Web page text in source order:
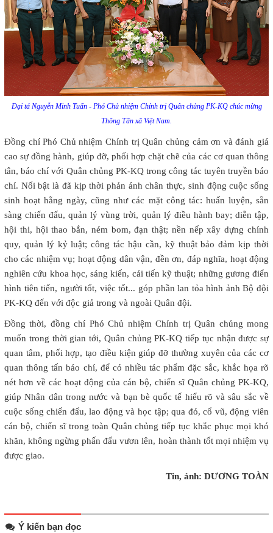
Đại tá Nguyễn Minh Tuấn - Phó Chủ nhiệm Chính trị Quân chủng PK-KQ chúc mừng
Thông Tấn xã Việt Nam.
Đồng chí Phó Chủ nhiệm Chính trị Quân chủng cảm ơn và đánh giá
cao sự đồng hành, giúp đỡ, phối hợp chặt chẽ của các cơ quan thông
tân, báo chí với Quân chủng PK-KQ trong công tác tuyên truyền báo
chí. Nối bật là đã kịp thời phản ánh chân thực, sinh động cuộc sống
sinh hoạt hằng ngày, cũng như các mặt công tác: huấn luyện, sẵn
sàng chiến đấu, quản lý vùng trời, quản lý điều hành bay; diễn tập,
hội thi, hội thao bắn, ném bom, đạn thật; nền nếp xây dựng chính
quy, quản lý kỷ luật; công tác hậu cần, kỹ thuật bảo đảm kịp thời
cho các nhiệm vụ; hoạt động dân vận, đền ơn, đáp nghĩa, hoạt động
nghiên cứu khoa học, sáng kiến, cải tiến kỹ thuật; những gương điển
hình tiên tiến, người tốt, việc tốt... góp phần lan tỏa hình ảnh Bộ đội
PK-KQ đến với độc giả trong và ngoài Quân đội.
Đồng thời, đồng chí Phó Chủ nhiệm Chính trị Quân chủng mong
muốn trong thời gian tới, Quân chủng PK-KQ tiếp tục nhận được sự
quan tâm, phối hợp, tạo điều kiện giúp đỡ thường xuyên của các cơ
quan thông tấn báo chí, để có nhiều tác phẩm đặc sắc, khắc họa rõ
nét hơn về các hoạt động của cán bộ, chiến sĩ Quân chủng PK-KQ,
giúp Nhân dân trong nước và bạn bè quốc tế hiểu rõ và sâu sắc về
cuộc sống chiến đấu, lao động và học tập; qua đó, cổ vũ, động viên
cán bộ, chiến sĩ trong toàn Quân chủng tiếp tục khắc phục mọi khó
khăn, không ngừng phấn đấu vươn lên, hoàn thành tốt mọi nhiệm vụ
được giao.
Tin, ảnh: DƯƠNG TOÀN
Ý kiến bạn đọc